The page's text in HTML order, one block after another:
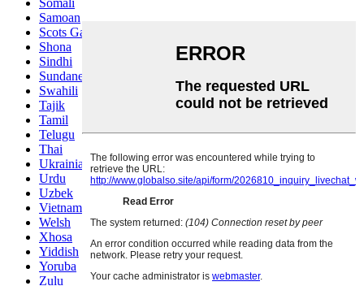
Somali
Samoan
Scots Gaelic
Shona
Sindhi
Sundanese
Swahili
Tajik
Tamil
Telugu
Thai
Ukrainian
Urdu
Uzbek
Vietnamese
Welsh
Xhosa
Yiddish
Yoruba
Zulu